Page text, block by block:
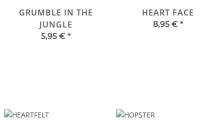
GRUMBLE IN THE
JUNGLE
5,95 € *
HEART FACE
8,95 € *